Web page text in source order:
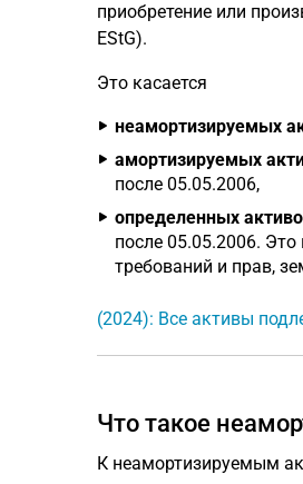
приобретение или
EStG).
Это касается
неамортизируемых
амортизируемых
после 05.05.2006,
определенных
после 05.05.2006.
требований и прав,
(2024): Все активы
Что такое
К неамортизируемым